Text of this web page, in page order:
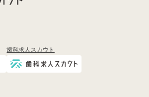
歯科求人スカウト